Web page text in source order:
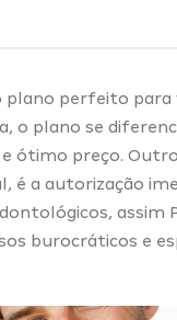
plano perfeito para
o plano se
e ótimo preço.
é a autorização
assim
burocráticos e